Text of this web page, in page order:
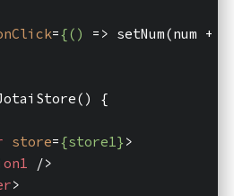
={() => setNum(num +
{
store={store1} >
/>
>